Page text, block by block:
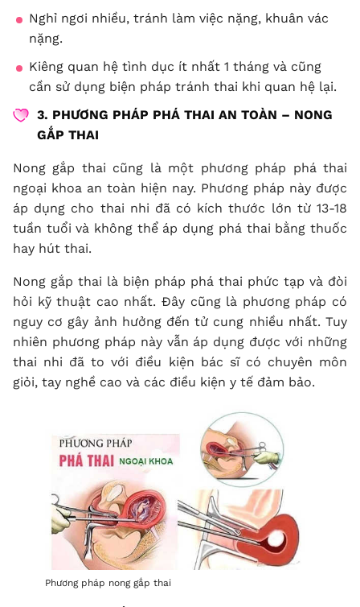
Nghỉ ngơi nhiều, tránh làm việc nặng, khuân vác
nặng.
Kiêng quan hệ tình dục ít nhất 1 tháng và cũng
cần sử dụng biện pháp tránh thai khi quan hệ lại.
3. PHƯƠNG PHÁP PHÁ THAI AN TOÀN – NONG
GẮP THAI
Nong gắp thai cũng là một phương pháp phá thai
ngoại khoa an toàn hiện nay. Phương pháp này được
áp dụng cho thai nhi đã có kích thước lớn từ 13-18
tuần tuổi và không thể áp dụng phá thai bằng thuốc
hay hút thai.
Nong gắp thai là biện pháp phá thai phức tạp và đòi
hỏi kỹ thuật cao nhất. Đây cũng là phương pháp có
nguy cơ gây ảnh hưởng đến tử cung nhiều nhất. Tuy
nhiên phương pháp này vẫn áp dụng được với những
thai nhi đã to với điều kiện bác sĩ có chuyên môn
giỏi, tay nghề cao và các điều kiện y tế đảm bảo.
Phương pháp nong gắp thai